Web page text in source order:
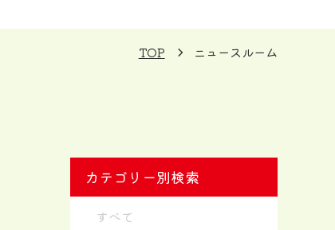
TOP ニュースルーム
カテゴリー別検索
すべて